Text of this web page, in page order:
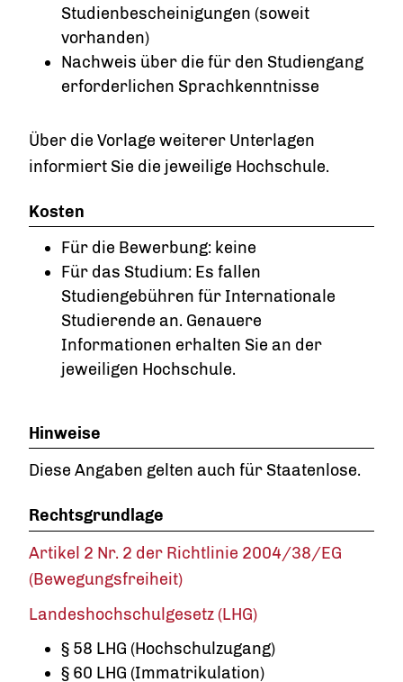
Studienbescheinigungen (soweit
vorhanden)
Nachweis über die für den Studiengang
erforderlichen Sprachkenntnisse
Über die Vorlage weiterer Unterlagen
informiert Sie die jeweilige Hochschule.
Kosten
Für die Bewerbung: keine
Für das Studium: Es fallen
Studiengebühren für Internationale
Studierende an. Genauere
Informationen erhalten Sie an der
jeweiligen Hochschule.
Hinweise
Diese Angaben gelten auch für Staatenlose.
Rechtsgrundlage
Artikel 2 Nr. 2 der Richtlinie 2004/38/EG
(Bewegungsfreiheit)
Landeshochschulgesetz (LHG)
§ 58 LHG (Hochschulzugang)
§ 60 LHG (Immatrikulation)